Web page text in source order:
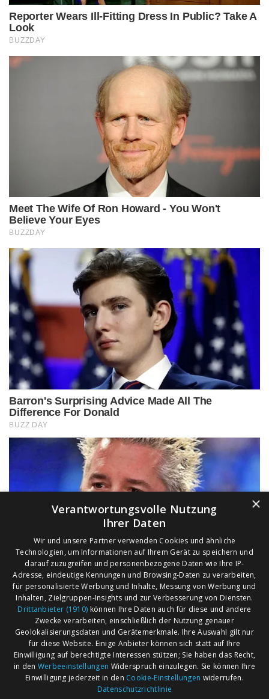
AGB
Impressum
Märkte nach Bundesländern
Märkte nach PLZ
Märkte nach Umkreis
×
Verantwortungsvolle Nutzung
Ihrer Daten
Wir und unsere Partner verwenden Cookies und ähnliche
Technologien, um Informationen auf Ihrem Gerät zu speichern und
darauf zuzugreifen und personenbezogene Daten wie Ihre IP-
Adresse, eindeutige Kennungen und Browsing-Daten zu verarbeiten,
für personalisierte Werbung und Inhalte, Messung von Werbung und
Inhalten, Zielgruppen-Insights und zur Verbesserung von Diensten.
Drittanbieter (1910) können Ihre Daten auch für diese und andere
Zwecke verarbeiten, einschließlich der Nutzung genauer
Geolokalisierungsdaten und Gerätemerkmale. Ihre Auswahl gilt nur
für diese Website. Einige Anbieter können sich statt auf Ihre
Einwilligung auf berechtigte Interessen stützen; Sie haben das Recht,
in den Werbeeinstellungen Widerspruch einzulegen. Sie können Ihre
Einwilligung jederzeit in den Cookie-Einstellungen widerrufen.
Datenschutzrichtlinie